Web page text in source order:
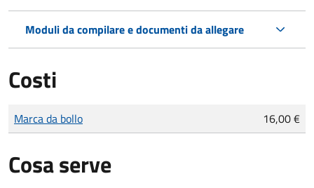
Moduli da compilare e documenti da allegare
Costi
Tipo di pagamento
Importo
Marca da bollo 16,00 €
Cosa serve